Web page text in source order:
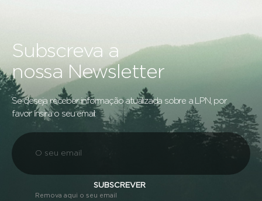
Subscreva a
nossa Newsletter
Se deseja receber informação atualizada sobre a LPN, por
favor insira o seu email:
SUBSCREVER
Remova aqui o seu email